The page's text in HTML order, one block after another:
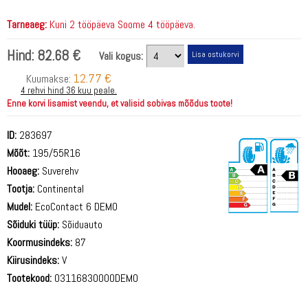
Tarneaeg: Kuni 2 tööpäeva Soome 4 tööpäeva.
Hind: 82.68 €
Vali kogus:
Kuumakse: 12.77 €
4 rehvi hind 36 kuu peale.
Enne korvi lisamist veendu, et valisid sobivas mõõdus toote!
ID: 283697
Mõõt: 195/55R16
Hooaeg: Suverehv
Tootja: Continental
Mudel: EcoContact 6 DEMO
Sõiduki tüüp: Sõiduauto
Koormusindeks: 87
Kiirusindeks:V
Tootekood: 03116830000DEMO